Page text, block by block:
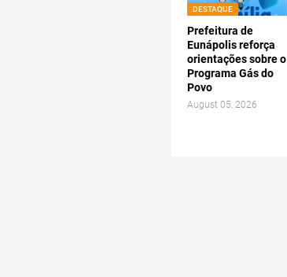
DESTAQUE
Prefeitura de
Eunápolis reforça
orientações sobre o
Programa Gás do
Povo
August 05, 2026